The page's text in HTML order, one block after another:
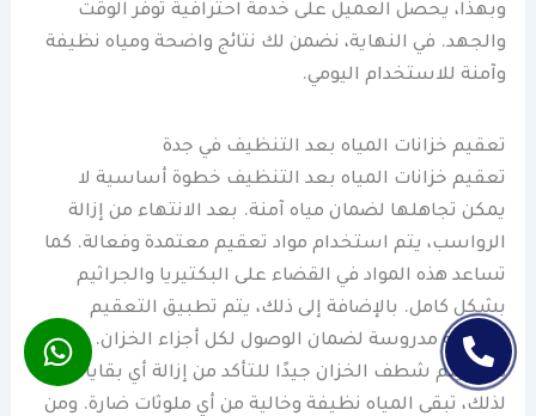
وبهذا، يحصل العميل على خدمة احترافية توفر الوقت
والجهد. في النهاية، نضمن لك نتائج واضحة ومياه نظيفة
وآمنة للاستخدام اليومي.
تعقيم خزانات المياه بعد التنظيف في جدة
تعقيم خزانات المياه بعد التنظيف خطوة أساسية لا
يمكن تجاهلها لضمان مياه آمنة. بعد الانتهاء من إزالة
الرواسب، يتم استخدام مواد تعقيم معتمدة وفعالة. كما
تساعد هذه المواد في القضاء على البكتيريا والجراثيم
بشكل كامل. بالإضافة إلى ذلك، يتم تطبيق التعقيم
بطريقة مدروسة لضمان الوصول لكل أجزاء الخزان. وبعد
ذلك، يتم شطف الخزان جيدًا للتأكد من إزالة أي بقايا.
لذلك، تبقى المياه نظيفة وخالية من أي ملوثات ضارة. ومن